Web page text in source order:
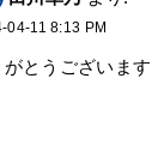
04-11 8:13 PM
がとうございます